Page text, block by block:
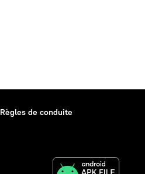
Règles de conduite